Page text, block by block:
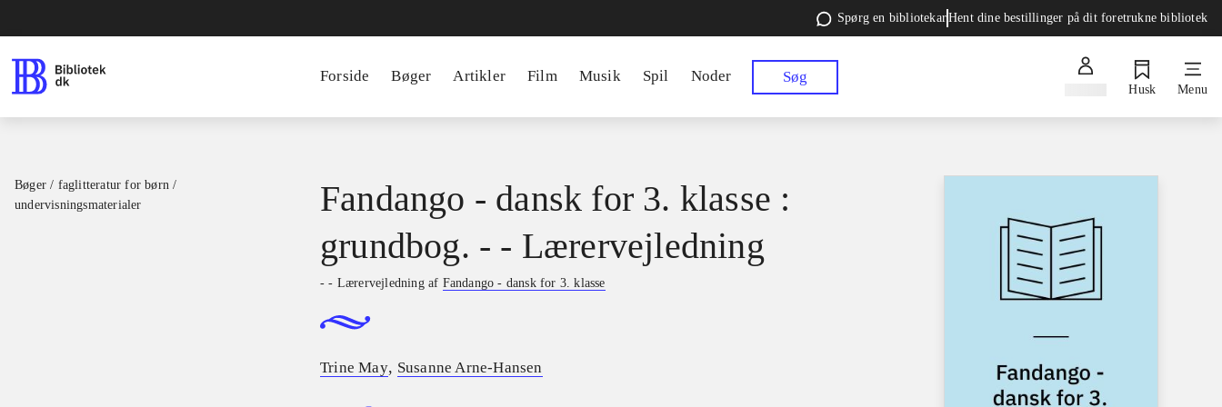
Spørg en bibliotekarHent dine bestillinger på dit foretrukne bibliotek
Forside Bøger Artikler Film Musik Spil Noder Søg
Husk Menu
Bøger / faglitteratur for børn /
undervisningsmaterialer
Fandango - dansk for 3. klasse :
grundbog. - - Lærervejledning
- - Lærervejledning af Fandango - dansk for 3. klasse
Trine May, Susanne Arne-Hansen